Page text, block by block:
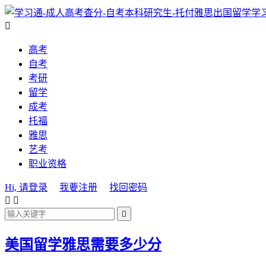
学

高考
自考
考研
留学
成考
托福
雅思
艺考
职业资格
Hi, 请登录 我要注册
找回密码
 

美国留学雅思需要多少分